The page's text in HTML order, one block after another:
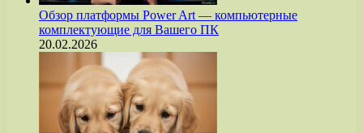
Обзор платформы Power Art — компьютерные
комплектующие для Вашего ПК
20.02.2026